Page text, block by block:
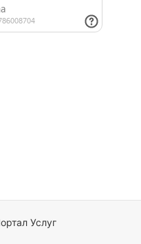
Услуг